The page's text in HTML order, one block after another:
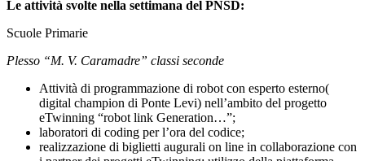
Le attività svolte nella settimana del PNSD:
Scuole Primarie
Plesso “M. V. Caramadre” classi seconde
Attività di programmazione di robot con esperto esterno(
digital champion di Ponte Levi) nell’ambito del progetto
eTwinning “robot link Generation…”;
laboratori di coding per l’ora del codice;
realizzazione di biglietti augurali on line in collaborazione con